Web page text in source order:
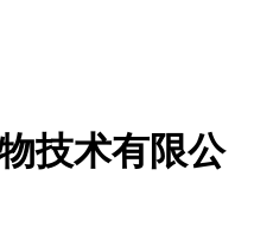
技术有限公